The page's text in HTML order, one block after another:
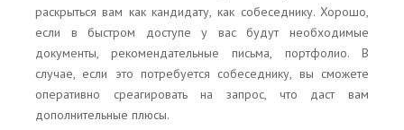
раскрыться вам как кандидату, как собеседнику. Хорошо,
если в быстром доступе у вас будут необходимые
документы, рекомендательные письма, портфолио. В
случае, если это потребуется собеседнику, вы сможете
оперативно среагировать на запрос, что даст вам
дополнительные плюсы.